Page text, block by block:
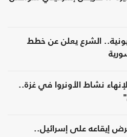
الشرع يعلن عن خطط
نشاط الأونروا في غزة..
إيقاعه على إسرائيل..